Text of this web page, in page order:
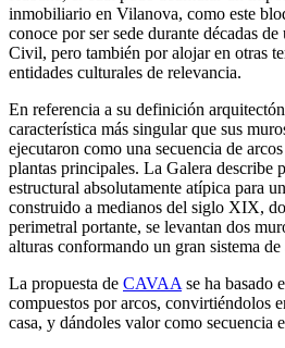
inmobiliario en Vilanova, como este
conoce por ser sede durante décadas
Civil, pero también por alojar en otras
entidades culturales de relevancia.
En referencia a su definición
característica más singular que sus
ejecutaron como una secuencia de
plantas principales. La Galera describe
estructural absolutamente atípica para
construido a medianos del siglo XIX,
perimetral portante, se levantan dos
alturas conformando un gran sistema de
La propuesta de CAVAA se ha basado
compuestos por arcos, convirtiéndolos
casa, y dándoles valor como secuencia